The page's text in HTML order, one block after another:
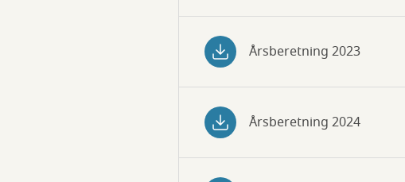
Årsberetning 2023
Årsberetning 2024